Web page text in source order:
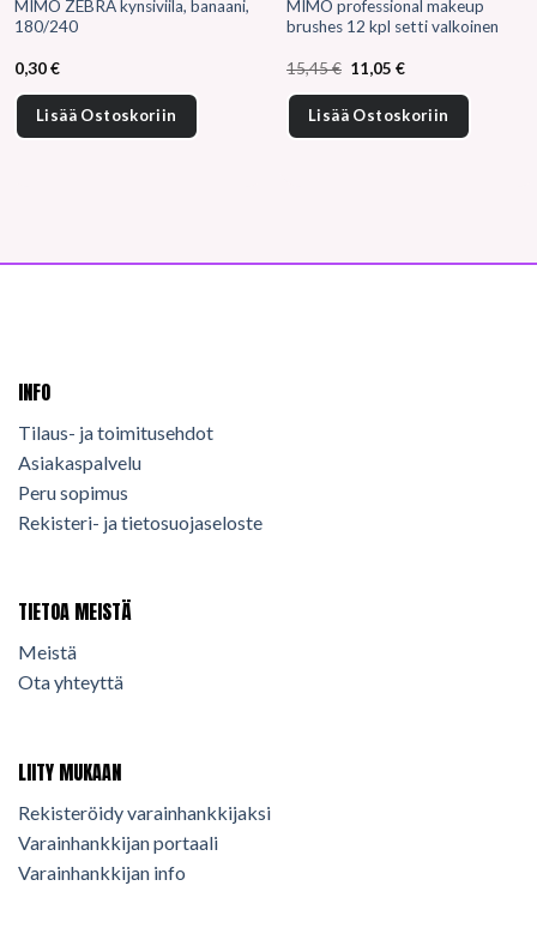
MIMO ZEBRA kynsiviila, banaani,
180/240
0,30€
Lisää Ostoskoriin
MIMO professional makeup
brushes 12 kpl setti valkoinen
15,45€ Alkuperäinen
hinta
oli:
15,45 €.
11,05€Nykyinen
on:
11,05 €.
Lisää Ostoskoriin
INFO
Tilaus- ja toimitusehdot
Asiakaspalvelu
Peru sopimus
Rekisteri- ja tietosuojaseloste
TIETOA MEISTÄ
Meistä
Ota yhteyttä
LIITY MUKAAN
Rekisteröidy varainhankkijaksi
Varainhankkijan portaali
Varainhankkijan info